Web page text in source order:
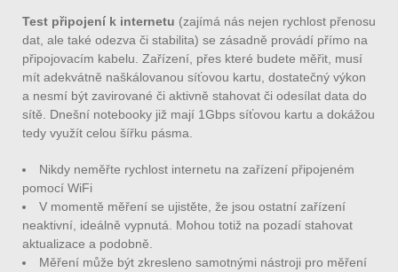
Test připojení k internetu (zajímá nás nejen rychlost přenosu
dat, ale také odezva či stabilita) se zásadně provádí přímo na
připojovacím kabelu. Zařízení, přes které budete měřit, musí
mít adekvátně naškálovanou síťovou kartu, dostatečný výkon
a nesmí být zavirované či aktivně stahovat či odesílat data do
sítě. Dnešní notebooky již mají 1Gbps síťovou kartu a dokážou
tedy využít celou šířku pásma.
Nikdy neměřte rychlost internetu na zařízení připojeném
pomocí WiFi
V momentě měření se ujistěte, že jsou ostatní zařízení
neaktivní, ideálně vypnutá. Mohou totiž na pozadí stahovat
aktualizace a podobně.
Měření může být zkresleno samotnými nástroji pro měření